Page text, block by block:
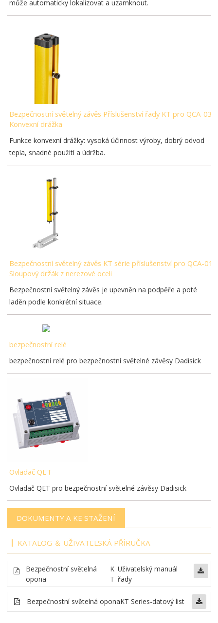
může automaticky lokalizovat a uzamknout.
Bezpečnostní světelný závěs Příslušenství řady KT pro QCA-03-
Konvexní drážka
Funkce konvexní drážky: vysoká účinnost výroby, dobrý odvod
tepla, snadné použití a údržba.
Bezpečnostní světelný závěs KT série příslušenství pro QCA-01
Sloupový držák z nerezové oceli
Bezpečnostní světelný závěs je upevněn na podpěře a poté
laděn podle konkrétní situace.
bezpečnostní relé
bezpečnostní relé pro bezpečnostní světelné závěsy Dadisick
Ovladač QET
Ovladač QET pro bezpečnostní světelné závěsy Dadisick
DOKUMENTY A KE STAŽENÍ
KATALOG ＆ UŽIVATELSKÁ PŘÍRUČKA
Bezpečnostní světelná
opona
K
T
Uživatelský manuál
řady
Bezpečnostní světelná oponaKT Series-datový list